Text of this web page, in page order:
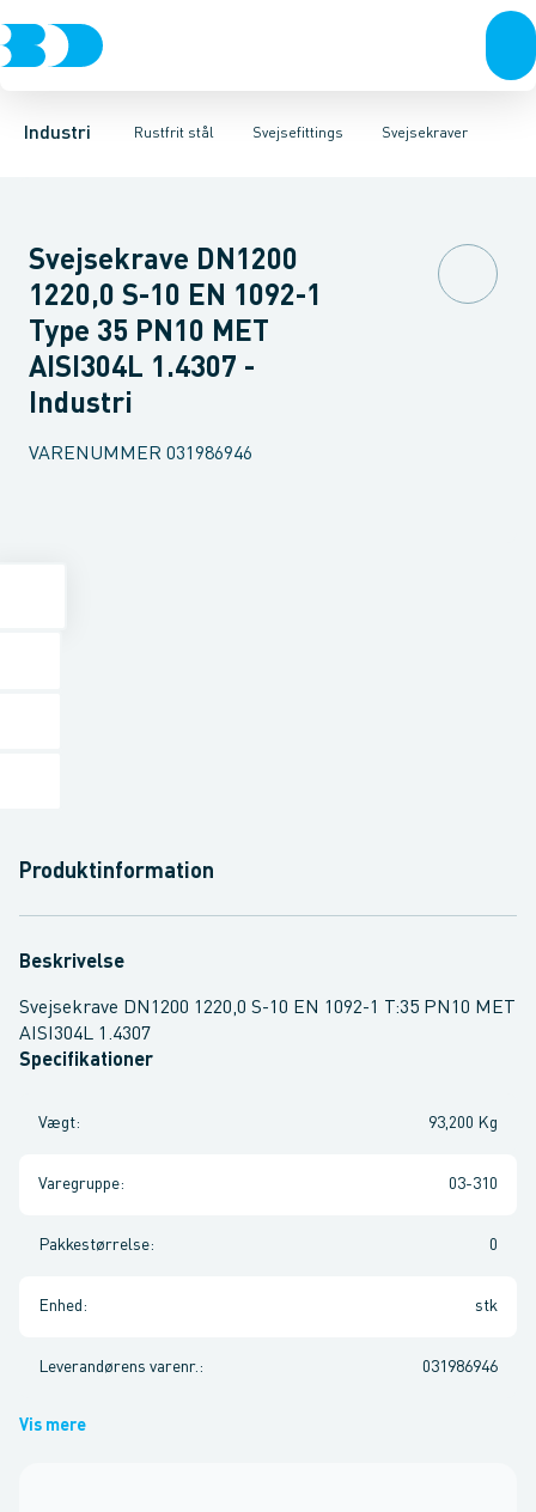
Industri Rustfrit stål
VentilerRustfrit stålSort stålGalvaniseret stålPlastIndustri
Svejsefittings
Svejsefittings ASTM svejsefittingsLevnedsmiddel fittings
Svejsekraver
Bøjninger Indsv. bøjninger Koncentriske reduktioner
Svejsekrave DN1200
1220,0 S-10 EN 1092-1
Type 35 PN10 MET
AISI304L 1.4307 -
Industri
VARENUMMER 031986946
Produktinformation
Beskrivelse
Svejsekrave DN1200 1220,0 S-10 EN 1092-1 T:35 PN10 MET
AISI304L 1.4307
Specifikationer
Vægt: 93,200 Kg
Varegruppe: 03-310
Pakkestørrelse: 0
Enhed : stk
Leverandørens varenr. : 031986946
Vis mere